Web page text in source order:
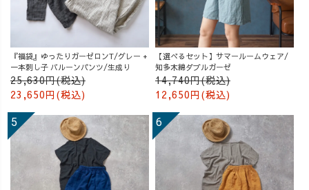
『福袋』ゆったりガーゼロンT/グレー +
一本刺し子 バルーンパンツ/生成り
25,630円(税込)
23,650円(税込)
【選べるセット】サマールームウェア/
知多木綿ダブルガーゼ
14,740円(税込)
12,650円(税込)